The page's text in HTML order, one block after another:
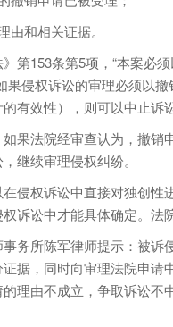
由和相关证据。
第153条第5项，“本案必
果侵权诉讼的审理必须以
有效性），则可以中止诉
果法院经审查认为，撤销
继续审理侵权纠纷。
侵权诉讼中直接对独创性
诉讼中才能具体确定。法
务所陈军律师提示：被
据，同时向审理法院申请
理由不成立，争取诉讼不中